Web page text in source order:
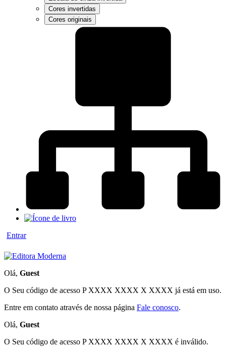
Cores invertidas
Cores originais
Entrar
Olá, Guest
O Seu código de acesso P XXXX XXXX X XXXX já está em uso.
Entre em contato através de nossa página Fale conosco.
Olá, Guest
O Seu código de acesso P XXXX XXXX X XXXX é inválido.